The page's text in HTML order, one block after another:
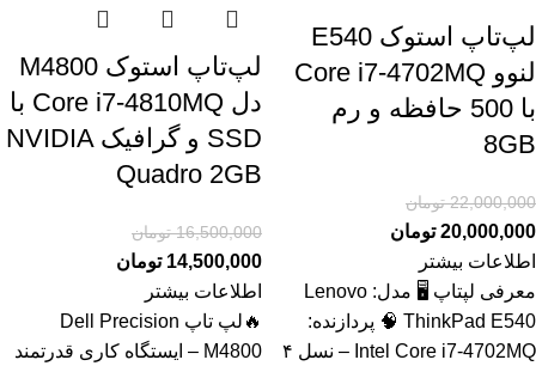
لپ‌تاپ استوک E540
لنوو Core i7-4702MQ
با 500 حافظه و رم
8GB
22,000,000 تومان
20,000,000 تومان
اطلاعات بیشتر
معرفی لپتاپ 🖥️ مدل: Lenovo
ThinkPad E540 🧠 پردازنده:
Intel Core i7‑4702MQ – نسل ۴
لپ‌تاپ استوک M4800
دل Core i7-4810MQ با
SSD و گرافیک NVIDIA
Quadro 2GB
16,500,000 تومان
14,500,000 تومان
اطلاعات بیشتر
🔥لپ تاپ Dell Precision
M4800 – ایستگاه کاری قدرتمند